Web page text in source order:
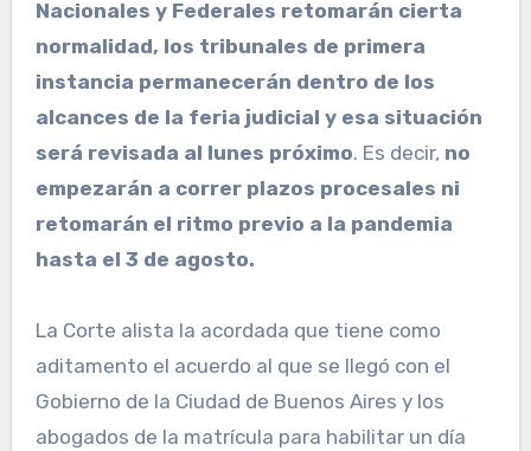
Nacionales y Federales retomarán cierta
normalidad, los tribunales de primera
instancia permanecerán dentro de los
alcances de la feria judicial y esa situación
será revisada al lunes próximo. Es decir, no
empezarán a correr plazos procesales ni
retomarán el ritmo previo a la pandemia
hasta el 3 de agosto.
La Corte alista la acordada que tiene como
aditamento el acuerdo al que se llegó con el
Gobierno de la Ciudad de Buenos Aires y los
abogados de la matrícula para habilitar un día